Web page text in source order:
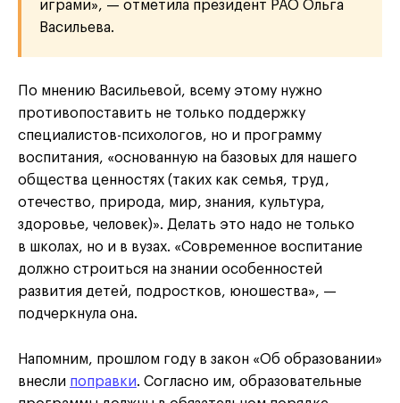
играми», — отметила президент РАО Ольга
Васильева.
По мнению Васильевой, всему этому нужно
противопоставить не только поддержку
специалистов-психологов, но и программу
воспитания, «основанную на базовых для нашего
общества ценностях (таких как семья, труд,
отечество, природа, мир, знания, культура,
здоровье, человек)». Делать это надо не только
в школах, но и в вузах. «Современное воспитание
должно строиться на знании особенностей
развития детей, подростков, юношества», —
подчеркнула она.
Напомним, прошлом году в закон «Об образовании»
внесли поправки. Согласно им, образовательные